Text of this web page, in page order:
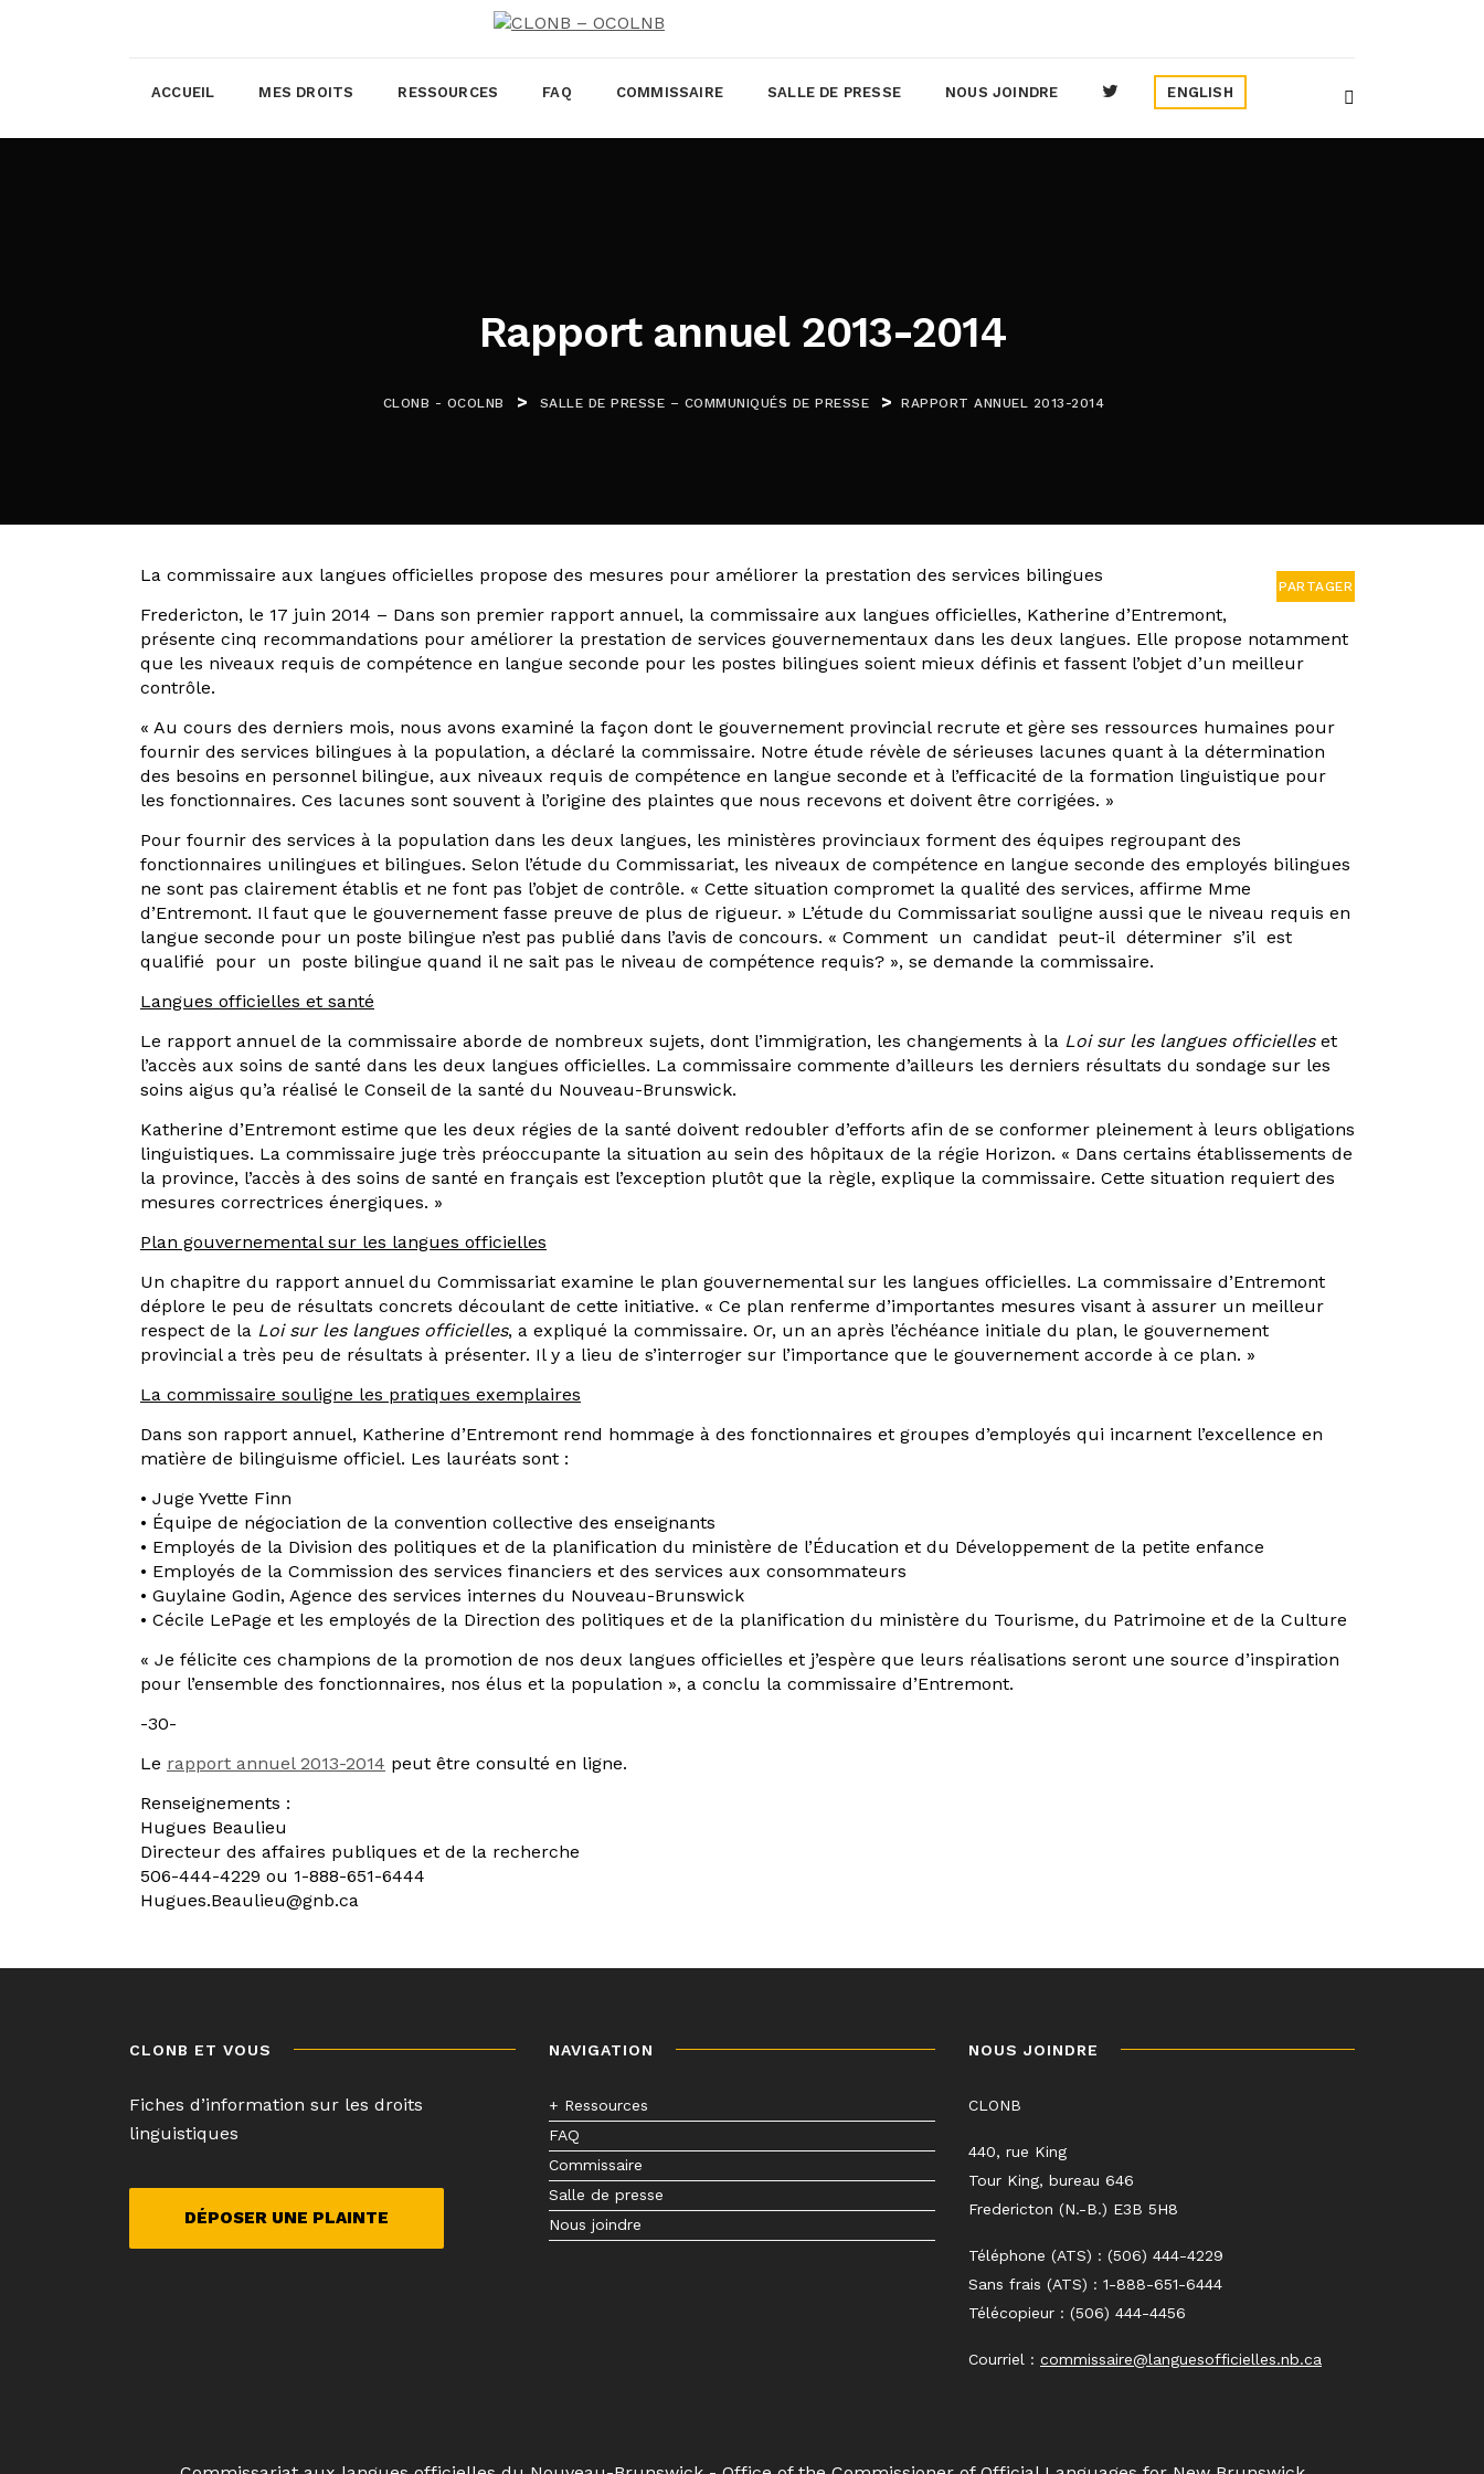
ACCUEIL MES DROITS RESSOURCES FAQ COMMISSAIRE SALLE DE PRESSE NOUS JOINDRE ENGLISH
Rapport annuel 2013-2014
CLONB - OCOLNB > SALLE DE PRESSE – COMMUNIQUÉS DE PRESSE > RAPPORT ANNUEL 2013-2014
PARTAGER
La commissaire aux langues officielles propose des mesures pour améliorer la prestation des services bilingues
Fredericton, le 17 juin 2014 – Dans son premier rapport annuel, la commissaire aux langues officielles, Katherine d’Entremont,
présente cinq recommandations pour améliorer la prestation de services gouvernementaux dans les deux langues. Elle propose notamment
que les niveaux requis de compétence en langue seconde pour les postes bilingues soient mieux définis et fassent l’objet d’un meilleur
contrôle.
« Au cours des derniers mois, nous avons examiné la façon dont le gouvernement provincial recrute et gère ses ressources humaines pour
fournir des services bilingues à la population, a déclaré la commissaire. Notre étude révèle de sérieuses lacunes quant à la détermination
des besoins en personnel bilingue, aux niveaux requis de compétence en langue seconde et à l’efficacité de la formation linguistique pour
les fonctionnaires. Ces lacunes sont souvent à l’origine des plaintes que nous recevons et doivent être corrigées. »
Pour fournir des services à la population dans les deux langues, les ministères provinciaux forment des équipes regroupant des
fonctionnaires unilingues et bilingues. Selon l’étude du Commissariat, les niveaux de compétence en langue seconde des employés bilingues
ne sont pas clairement établis et ne font pas l’objet de contrôle. « Cette situation compromet la qualité des services, affirme Mme
d’Entremont. Il faut que le gouvernement fasse preuve de plus de rigueur. » L’étude du Commissariat souligne aussi que le niveau requis en
langue seconde pour un poste bilingue n’est pas publié dans l’avis de concours. « Comment un candidat peut-il déterminer s’il est
qualifié pour un poste bilingue quand il ne sait pas le niveau de compétence requis? », se demande la commissaire.
Langues officielles et santé
Le rapport annuel de la commissaire aborde de nombreux sujets, dont l’immigration, les changements à la Loi sur les langues officielles et
l’accès aux soins de santé dans les deux langues officielles. La commissaire commente d’ailleurs les derniers résultats du sondage sur les
soins aigus qu’a réalisé le Conseil de la santé du Nouveau-Brunswick.
Katherine d’Entremont estime que les deux régies de la santé doivent redoubler d’efforts afin de se conformer pleinement à leurs obligations
linguistiques. La commissaire juge très préoccupante la situation au sein des hôpitaux de la régie Horizon. « Dans certains établissements de
la province, l’accès à des soins de santé en français est l’exception plutôt que la règle, explique la commissaire. Cette situation requiert des
mesures correctrices énergiques. »
Plan gouvernemental sur les langues officielles
Un chapitre du rapport annuel du Commissariat examine le plan gouvernemental sur les langues officielles. La commissaire d’Entremont
déplore le peu de résultats concrets découlant de cette initiative. « Ce plan renferme d’importantes mesures visant à assurer un meilleur
respect de la Loi sur les langues officielles, a expliqué la commissaire. Or, un an après l’échéance initiale du plan, le gouvernement
provincial a très peu de résultats à présenter. Il y a lieu de s’interroger sur l’importance que le gouvernement accorde à ce plan. »
La commissaire souligne les pratiques exemplaires
Dans son rapport annuel, Katherine d’Entremont rend hommage à des fonctionnaires et groupes d’employés qui incarnent l’excellence en
matière de bilinguisme officiel. Les lauréats sont :
• Juge Yvette Finn
• Équipe de négociation de la convention collective des enseignants
• Employés de la Division des politiques et de la planification du ministère de l’Éducation et du Développement de la petite enfance
• Employés de la Commission des services financiers et des services aux consommateurs
• Guylaine Godin, Agence des services internes du Nouveau-Brunswick
• Cécile LePage et les employés de la Direction des politiques et de la planification du ministère du Tourisme, du Patrimoine et de la Culture
« Je félicite ces champions de la promotion de nos deux langues officielles et j’espère que leurs réalisations seront une source d’inspiration
pour l’ensemble des fonctionnaires, nos élus et la population », a conclu la commissaire d’Entremont.
-30-
Le rapport annuel 2013-2014 peut être consulté en ligne.
Renseignements :
Hugues Beaulieu
Directeur des affaires publiques et de la recherche
506-444-4229 ou 1-888-651-6444
Hugues.Beaulieu@gnb.ca
CLONB ET VOUS
Fiches d’information sur les droits
linguistiques
DÉPOSER UNE PLAINTE
NAVIGATION
+ Ressources
FAQ
Commissaire
Salle de presse
Nous joindre
NOUS JOINDRE
CLONB
440, rue King
Tour King, bureau 646
Fredericton (N.-B.) E3B 5H8
Téléphone (ATS) : (506) 444-4229
Sans frais (ATS) : 1-888-651-6444
Télécopieur : (506) 444-4456
Courriel : commissaire@languesofficielles.nb.ca